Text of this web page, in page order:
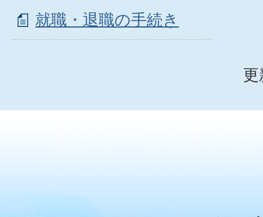
就職・退職の手続き